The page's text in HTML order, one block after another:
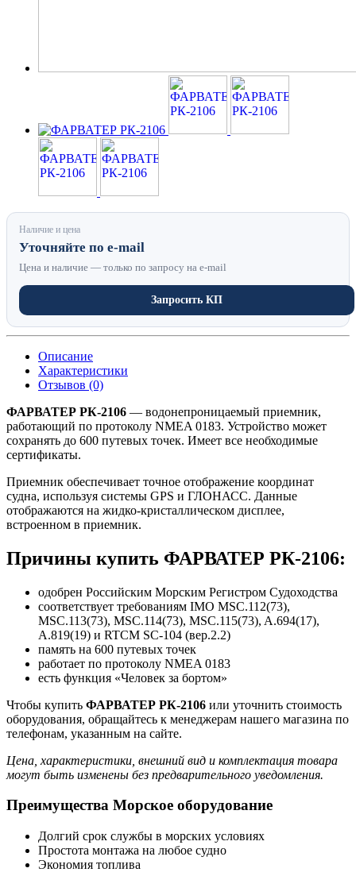
Наличие и цена
Уточняйте по e-mail
Цена и наличие — только по запросу на e-mail
Запросить КП
Описание
Характеристики
Отзывов (0)
ФАРВАТЕР РК-2106 — водонепроницаемый приемник,
работающий по протоколу NMEA 0183. Устройство может
сохранять до 600 путевых точек. Имеет все необходимые
сертификаты.
Приемник обеспечивает точное отображение координат
судна, используя системы GPS и ГЛОНАСС. Данные
отображаются на жидко-кристаллическом дисплее,
встроенном в приемник.
Причины купить ФАРВАТЕР РК-2106:
одобрен Российским Морским Регистром Судоходства
соответствует требованиям IMO MSC.112(73),
MSC.113(73), MSC.114(73), MSC.115(73), A.694(17),
A.819(19) и RTCM SC-104 (вер.2.2)
память на 600 путевых точек
работает по протоколу NMEA 0183
есть функция «Человек за бортом»
Чтобы купить ФАРВАТЕР РК-2106 или уточнить стоимость
оборудования, обращайтесь к менеджерам нашего магазина по
телефонам, указанным на сайте.
Цена, характеристики, внешний вид и комплектация товара
могут быть изменены без предварительного уведомления.
Преимущества Морское оборудование
Долгий срок службы в морских условиях
Простота монтажа на любое судно
Экономия топлива